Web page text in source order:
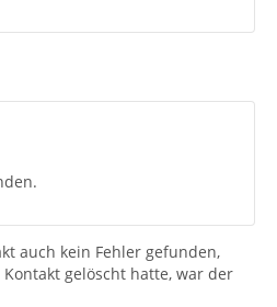
auch kein Fehler gefunden,
gelöscht hatte, war der